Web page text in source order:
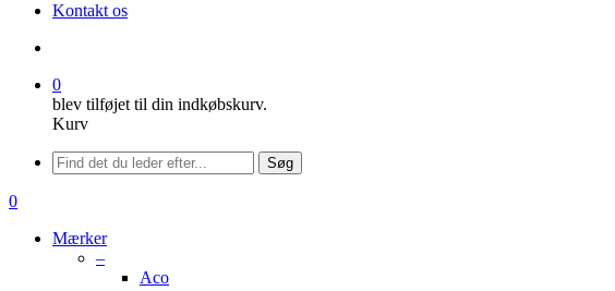
Kontakt os
0
blev tilføjet til din indkøbskurv.
Kurv
Menu
Søg
søge
0
Mærker
–
Aco